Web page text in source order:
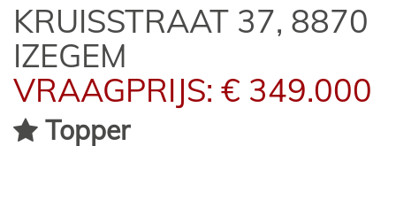
KRUISSTRAAT 37, 8870
IZEGEM
VRAAGPRIJS: € 349.000
Topper